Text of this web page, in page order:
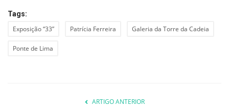
Tags:
Exposição “33” Patrícia Ferreira Galeria da Torre da Cadeia
Ponte de Lima
ARTIGO ANTERIOR